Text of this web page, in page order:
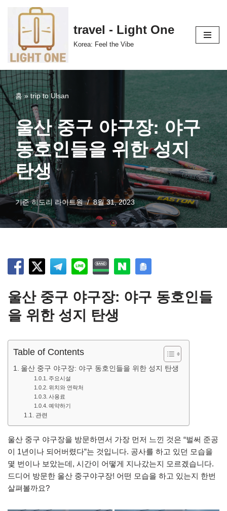
츠
로
건
너
뛰
기
travel - Light One
Korea: Feel the Vibe
홈»trip to Ulsan
울산 중구 야구장: 야구
동호인들을 위한 성지
탄생
기준히도리 라이트원 8월 31, 2023
울산 중구 야구장: 야구 동호인들
을 위한 성지 탄생
Table of Contents
울산 중구 야구장: 야구 동호인들을 위한 성지 탄생
주요시설
위치와 연락처
사용료
예약하기
관련
울산 중구 야구장을 방문하면서 가장 먼저 느낀 것은 “벌써 준공
이 1년이나 되어버렸다”는 것입니다. 공사를 하고 있던 모습을
몇 번이나 보았는데, 시간이 어떻게 지나갔는지 모르겠습니다.
드디어 방문한 울산 중구야구장! 어떤 모습을 하고 있는지 한번
살펴볼까요?